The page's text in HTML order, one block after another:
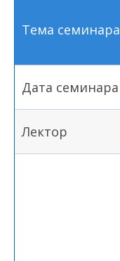
Тема семинара
Дата семинара
Лектор